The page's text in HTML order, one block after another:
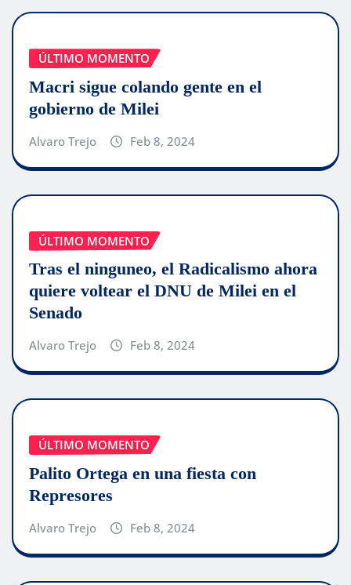
ÚLTIMO MOMENTO
Macri sigue colando gente en el
gobierno de Milei
Alvaro Trejo Feb 8, 2024
ÚLTIMO MOMENTO
Tras el ninguneo, el Radicalismo ahora
quiere voltear el DNU de Milei en el
Senado
Alvaro Trejo Feb 8, 2024
ÚLTIMO MOMENTO
Palito Ortega en una fiesta con
Represores
Alvaro Trejo Feb 8, 2024